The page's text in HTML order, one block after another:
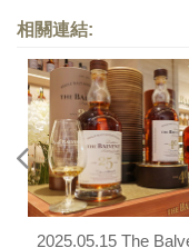
相關連結:
2025.05.15 The